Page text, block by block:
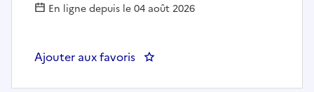
En ligne depuis le 04 août 2026
Ajouter aux favoris : Ingénieur / Architecte